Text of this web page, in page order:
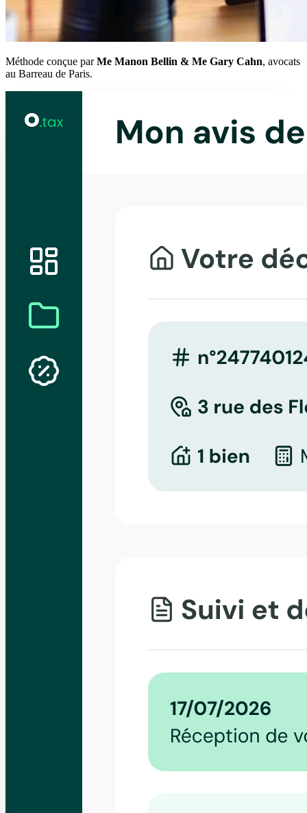
Méthode conçue parMe Manon Bellin & Me Gary Cahn, avocats
au Barreau de Paris.